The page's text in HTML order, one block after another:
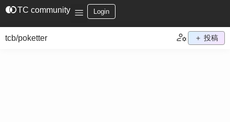
join_leftTC community Login
tcb/poketter ＋ 投稿